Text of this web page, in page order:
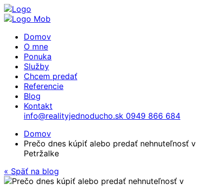
Domov
O mne
Ponuka
Služby
Chcem predať
Referencie
Blog
Kontakt
info@realityjednoducho.sk 0949 866 684
Domov
Prečo dnes kúpiť alebo predať nehnuteľnosť v
Petržalke
« Späť na blog